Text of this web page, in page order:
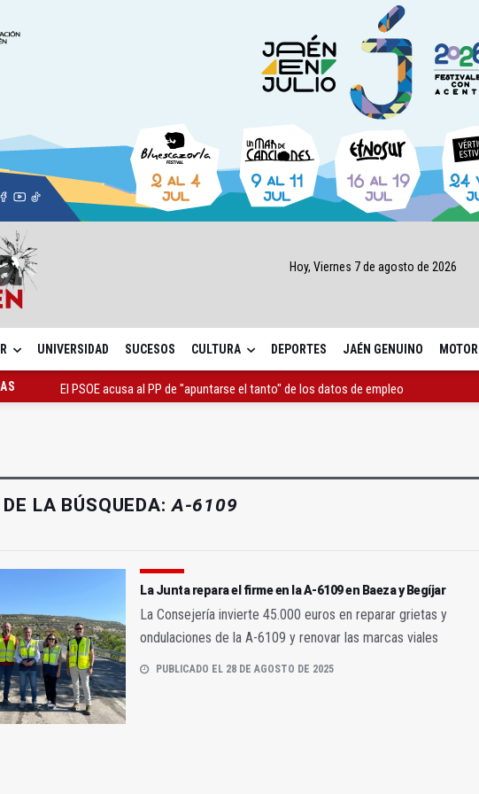
Hoy, Viernes 7 de agosto de 2026
UNIVERSIDAD SUCESOS CULTURA DEPORTES JAÉN GENUINO MOTOR
El PSOE acusa al PP de "apuntarse el tanto" de los datos de empleo
DE LA BÚSQUEDA:A-6109
La Junta repara el firme en la A-6109 en Baeza y Begíjar
La Consejería invierte 45.000 euros en reparar grietas y
ondulaciones de la A-6109 y renovar las marcas viales
PUBLICADO EL 28 DE AGOSTO DE 2025